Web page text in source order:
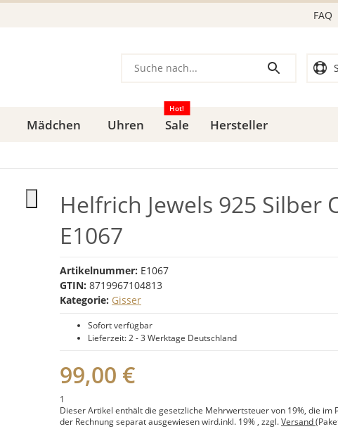
FAQ
Mädchen Uhren Sale
Hot!
Hersteller
Helfrich Jewels 925 Silber
E1067
Artikelnummer: E1067
GTIN: 8719967104813
Kategorie: Gisser
Sofort verfügbar
Lieferzeit:2 - 3 Werktage Deutschland
99,00 €
1
Dieser Artikel enthält die gesetzliche Mehrwertsteuer von 19%, die im
der Rechnung separat ausgewiesen wird.inkl. 19% , zzgl.Versand